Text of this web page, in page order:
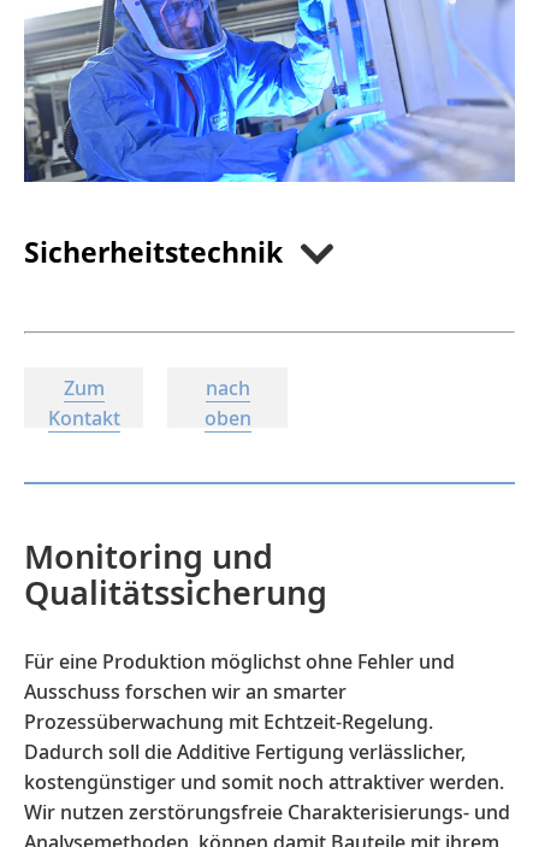
Sicherheitstechnik
Zum
Kontakt
nach
oben
Monitoring und
Qualitätssicherung
Für eine Produktion möglichst ohne Fehler und
Ausschuss forschen wir an smarter
Prozessüberwachung mit Echtzeit-Regelung.
Dadurch soll die Additive Fertigung verlässlicher,
kostengünstiger und somit noch attraktiver werden.
Wir nutzen zerstörungsfreie Charakterisierungs- und